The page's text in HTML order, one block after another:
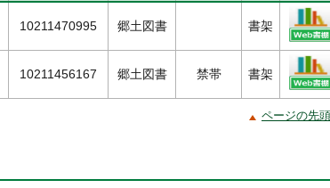
10211470995 郷土図書 書架
10211456167 郷土図書 禁帯 書架
ページの先